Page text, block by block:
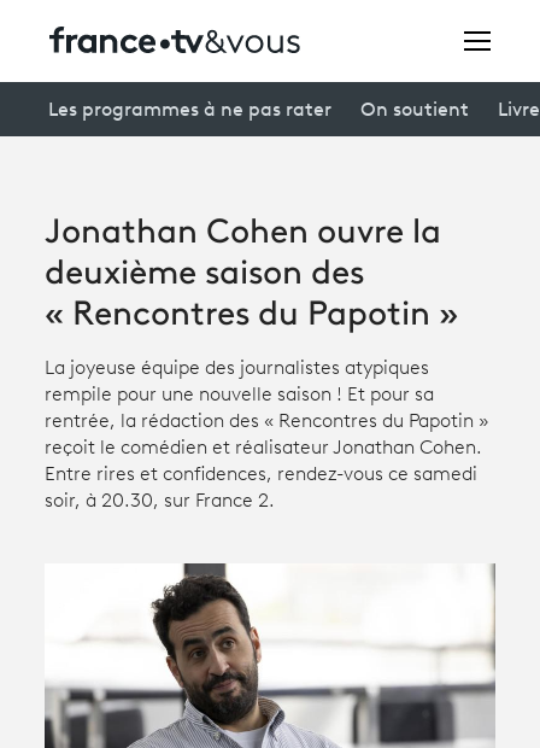
connexion
Avantages fidélité
Creators
À la une
Participer et assister à une émission
À votre écoute
Productions et innovation
Programme tv
Les programmes à ne pas rater On soutient
Jonathan Cohen ouvre la
deuxième saison des
« Rencontres du Papotin »
La joyeuse équipe des journalistes atypiques
rempile pour une nouvelle saison ! Et pour sa
rentrée, la rédaction des « Rencontres du Papotin »
reçoit le comédien et réalisateur Jonathan Cohen.
Entre rires et confidences, rendez-vous ce samedi
soir, à 20.30, sur France 2.